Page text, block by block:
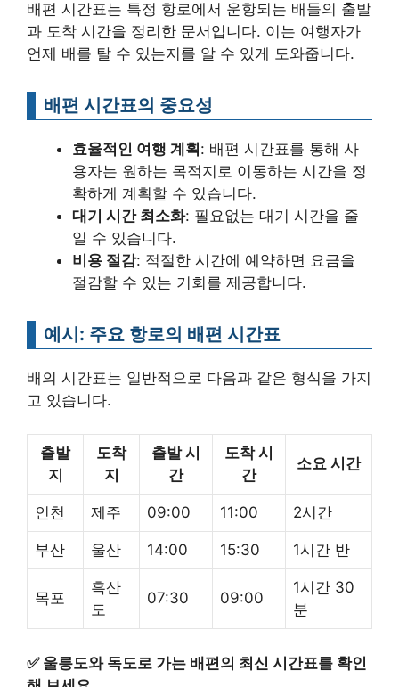
배편 시간표는 특정 항로에서 운항되는 배들의 출발
과 도착 시간을 정리한 문서입니다. 이는 여행자가
언제 배를 탈 수 있는지를 알 수 있게 도와줍니다.
배편 시간표의 중요성
효율적인 여행 계획: 배편 시간표를 통해 사
용자는 원하는 목적지로 이동하는 시간을 정
확하게 계획할 수 있습니다.
대기 시간 최소화: 필요없는 대기 시간을 줄
일 수 있습니다.
비용 절감: 적절한 시간에 예약하면 요금을
절감할 수 있는 기회를 제공합니다.
예시: 주요 항로의 배편 시간표
배의 시간표는 일반적으로 다음과 같은 형식을 가지
고 있습니다.
출발
지
도착
지
출발 시
간
도착 시
간
소요 시간
인천 제주 09:00 11:00 2시간
부산 울산 14:00 15:30 1시간 반
목포
흑산
도
07:30 09:00
1시간 30
분
✅ 울릉도와 독도로 가는 배편의 최신 시간표를 확인